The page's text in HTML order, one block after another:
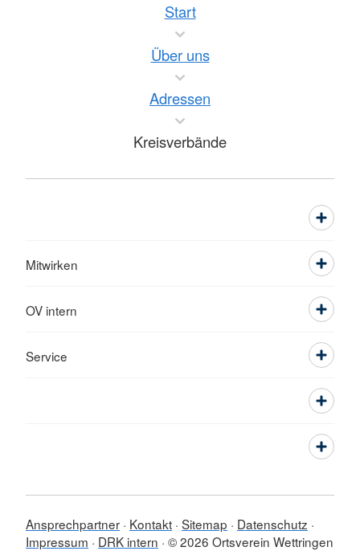
Start
Über uns
Adressen
Kreisverbände
Mitwirken
OV intern
Service
Ansprechpartner Kontakt Sitemap
Datenschutz
Impressum
DRK intern © 2026 Ortsverein Wettringen